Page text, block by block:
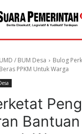
/ BUM Desa
Bulog
PPKM Untuk Warga